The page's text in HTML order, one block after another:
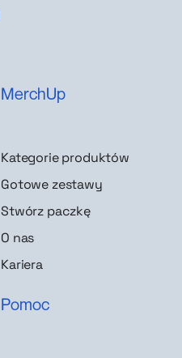
MerchUp
Kategorie produktów
Gotowe zestawy
Stwórz paczkę
O nas
Kariera
Pomoc